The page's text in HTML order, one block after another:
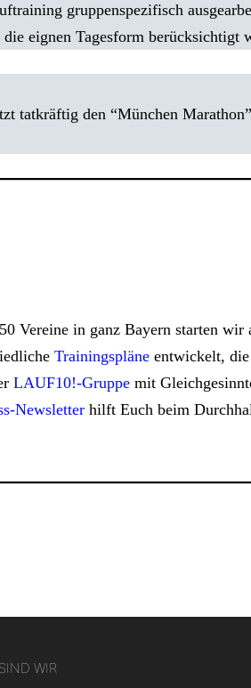
gruppenspezifisch
eignen Tagesform berücksichtigt
tatkräftig den “München Marathon”
Vereine in ganz Bayern starten
Trainingspläne entwickelt,
LAUF10!-Gruppe mit
Newsletter hilft Euch beim
WIR
von